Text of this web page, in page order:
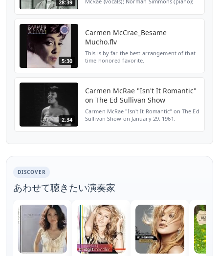
28:39
5:30
Carmen McCrae_Besame
Mucho.flv
This is by far the best arrangement of that
time honored favorite.
2:34
Carmen McRae "Isn't It Romantic"
on The Ed Sullivan Show
Carmen McRae "Isn't It Romantic" on The Ed
Sullivan Show on January 29, 1961.
DISCOVER
あわせて聴きたい演奏家